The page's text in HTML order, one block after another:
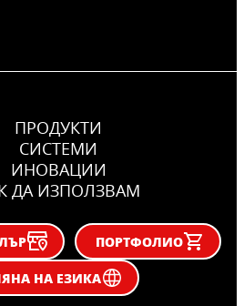
ПРОДУКТИ
СИСТЕМИ
ИНОВАЦИИ
ДА ИЗПОЛЗВАМ
ПОРТФОЛИО
НА ЕЗИКА